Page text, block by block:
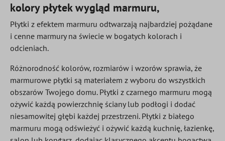
kolory płytek wygląd marmuru,
Płytki z efektem marmuru odtwarzają najbardziej pożądane
i cenne marmury na świecie w bogatych kolorach i
odcieniach.
Różnorodność kolorów, rozmiarów i wzorów sprawia, że
marmurowe płytki są materiałem z wyboru do wszystkich
obszarów Twojego domu. Płytki z czarnego marmuru mogą
ożywić każdą powierzchnię ściany lub podłogi i dodać
niesamowitej głębi każdej przestrzeni. Płytki z białego
marmuru mogą odświeżyć i ożywić każdą kuchnię, łazienkę,